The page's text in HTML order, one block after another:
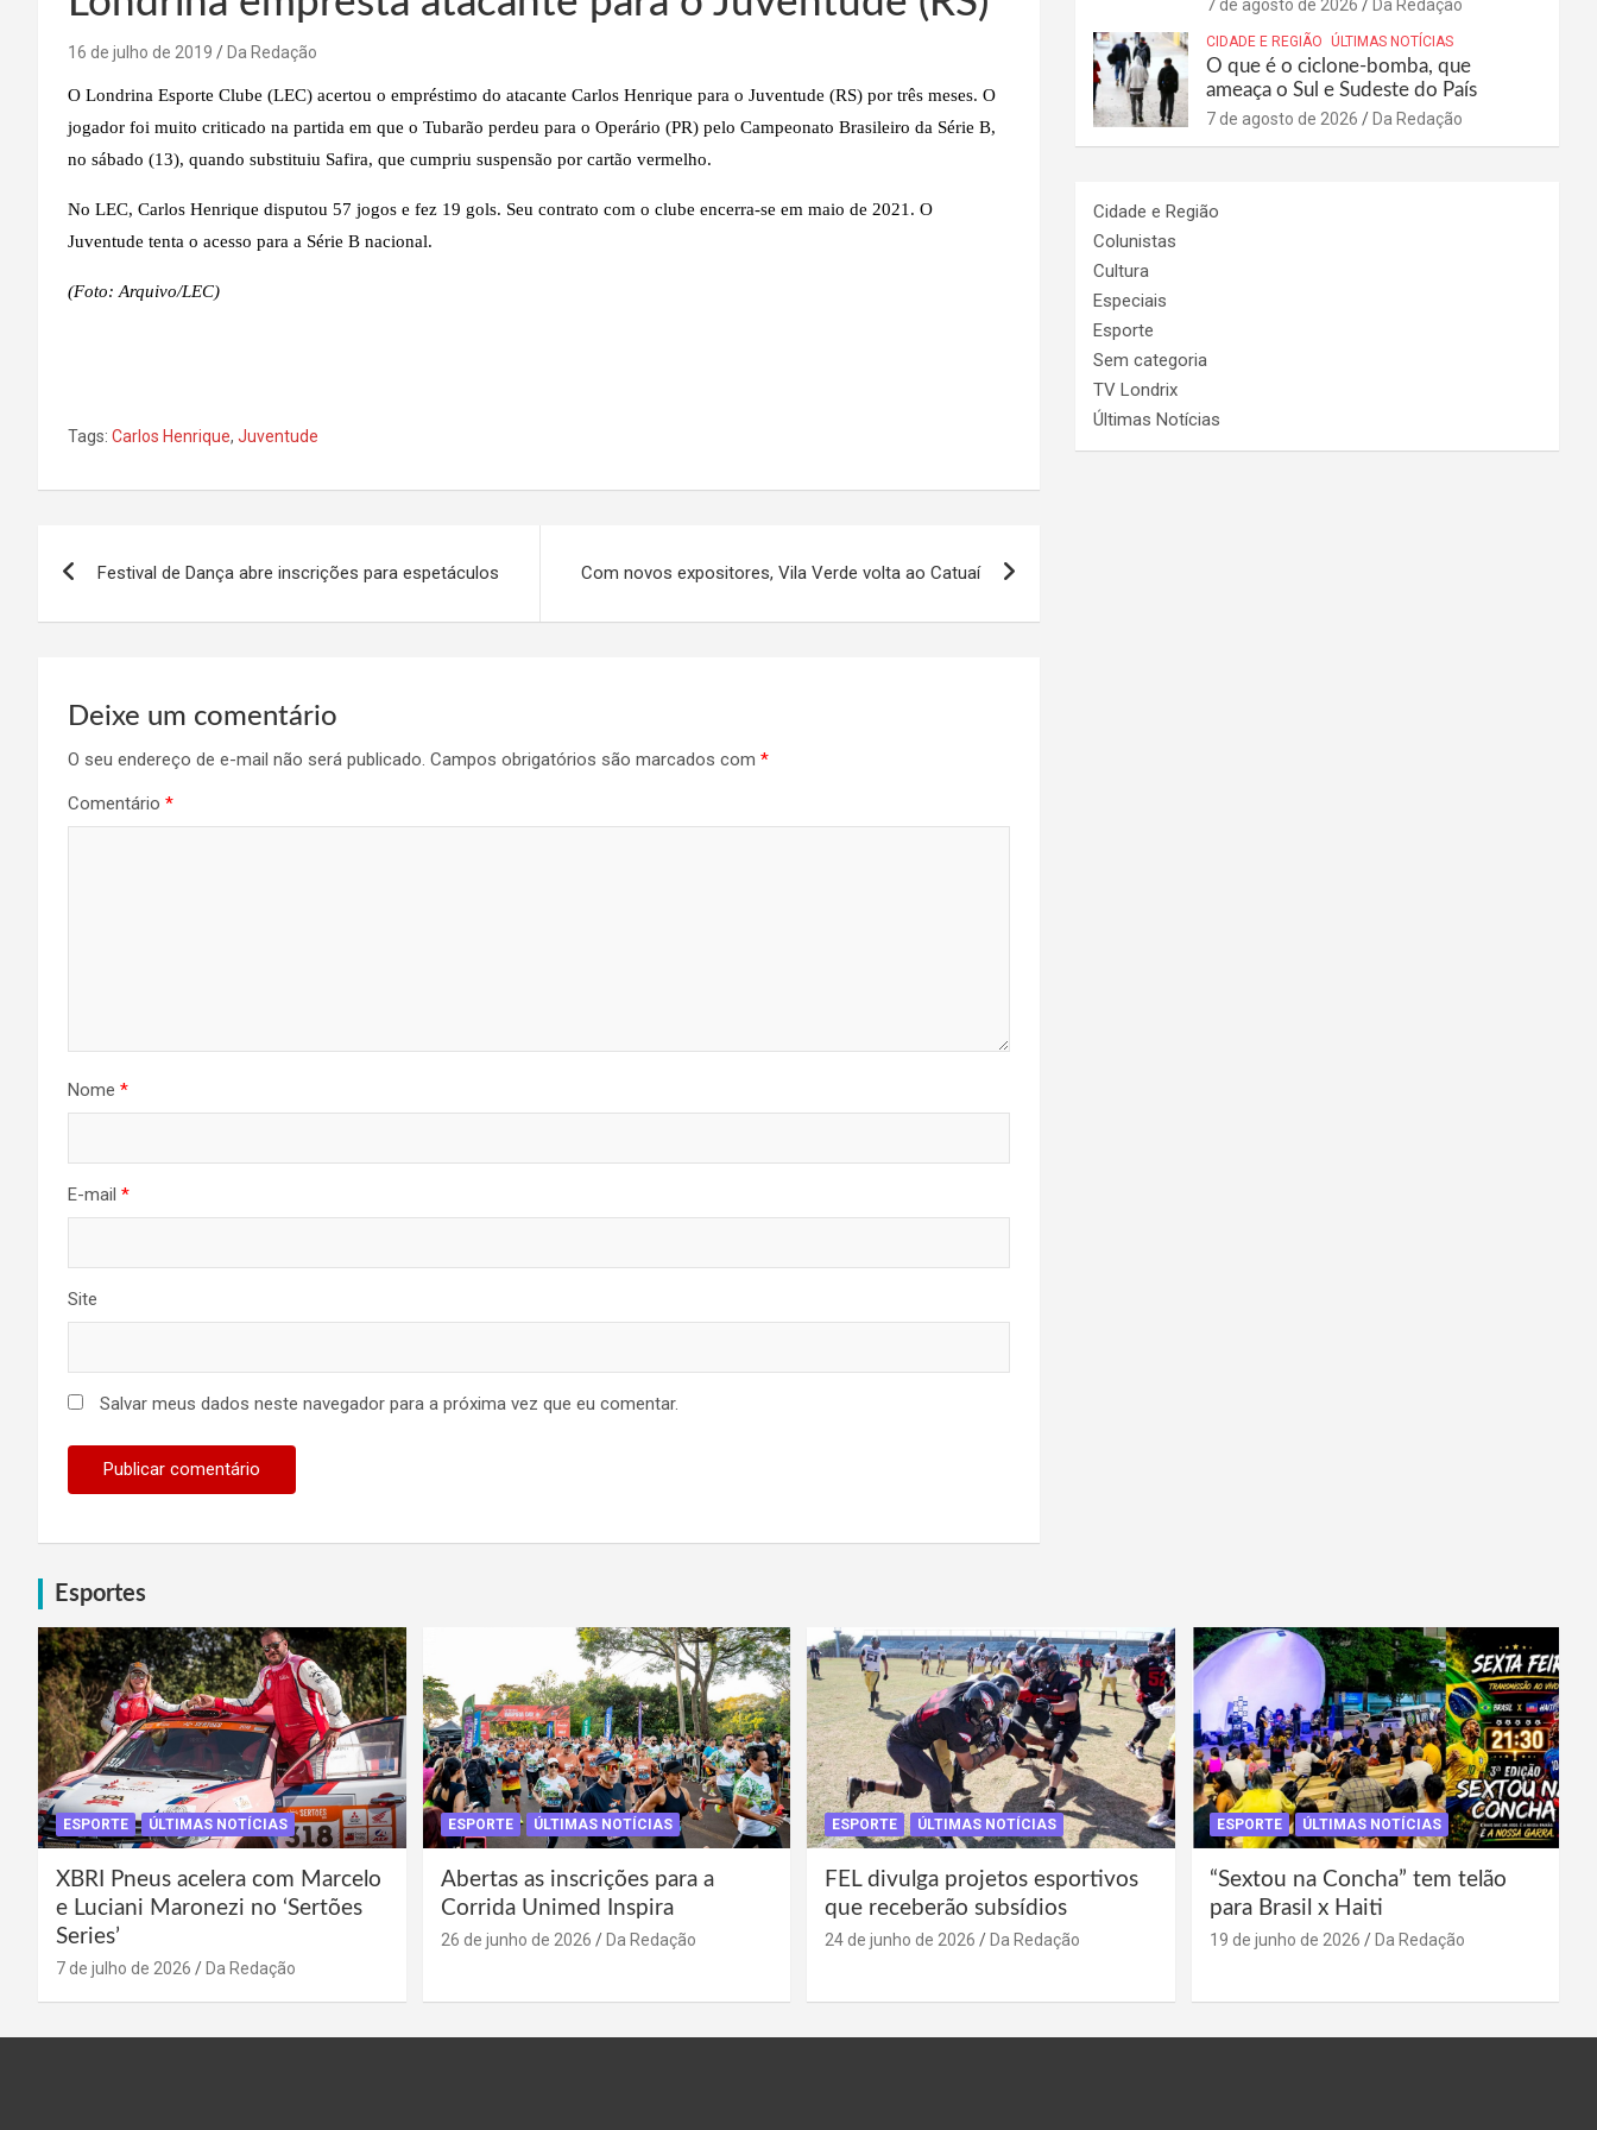
16 de julho de 2019 Da Redação
O Londrina Esporte Clube (LEC) acertou o empréstimo do atacante Carlos Henrique para o Juventude (RS) por três meses. O
jogador foi muito criticado na partida em que o Tubarão perdeu para o Operário (PR) pelo Campeonato Brasileiro da Série B,
no sábado (13), quando substituiu Safira, que cumpriu suspensão por cartão vermelho.
No LEC, Carlos Henrique disputou 57 jogos e fez 19 gols. Seu contrato com o clube encerra-se em maio de 2021. O
Juventude tenta o acesso para a Série B nacional.
(Foto: Arquivo/LEC)
Tags: Carlos Henrique, Juventude
Festival de Dança abre inscrições para espetáculos Com novos expositores, Vila Verde volta ao Catuaí
Deixe um comentário
O seu endereço de e-mail não será publicado. Campos obrigatórios são marcados com *
Comentário *
Nome *
E-mail *
Site
Salvar meus dados neste navegador para a próxima vez que eu comentar.
7 de agosto de 2026 Da Redação
CIDADE E REGIÃO ÚLTIMAS NOTÍCIAS
O que é o ciclone-bomba, que
ameaça o Sul e Sudeste do País
7 de agosto de 2026 Da Redação
Cidade e Região
Colunistas
Cultura
Especiais
Esporte
Sem categoria
TV Londrix
Últimas Notícias
Esportes
ESPORTE ÚLTIMAS NOTÍCIAS
XBRI Pneus acelera com Marcelo
e Luciani Maronezi no ‘Sertões
Series’
7 de julho de 2026 Da Redação
ESPORTE ÚLTIMAS NOTÍCIAS
Abertas as inscrições para a
Corrida Unimed Inspira
26 de junho de 2026 Da Redação
ESPORTE ÚLTIMAS NOTÍCIAS
FEL divulga projetos esportivos
que receberão subsídios
24 de junho de 2026 Da Redação
ESPORTE ÚLTIMAS NOTÍCIAS
“Sextou na Concha” tem telão
para Brasil x Haiti
19 de junho de 2026 Da Redação